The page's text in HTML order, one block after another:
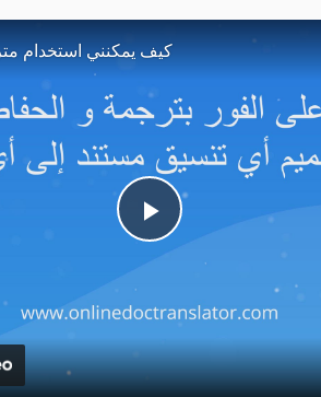
Play
Video
كيف يمكنني استخدام